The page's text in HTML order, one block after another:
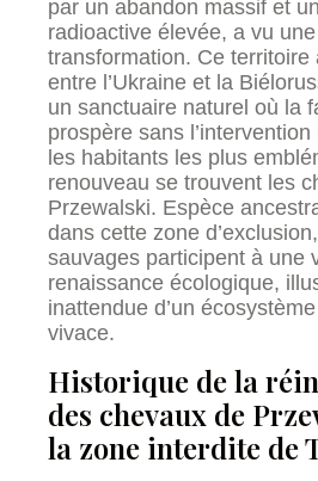
par un abandon massif et
radioactive élevée, a vu
transformation. Ce territoire
entre l’Ukraine et la
un sanctuaire naturel où la
prospère sans
les habitants les plus
renouveau se trouvent les
Przewalski. Espèce
dans cette zone
sauvages participent à une
renaissance écologique,
inattendue d’un
vivace.
Historique de la
des chevaux de
la zone interdite de